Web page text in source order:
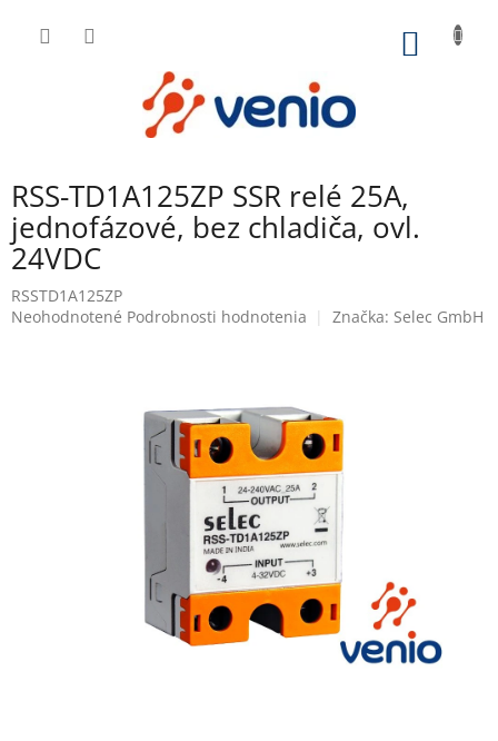
RSS-TD1A125ZP SSR relé 25A,
jednofázové, bez chladiča, ovl.
24VDC
RSSTD1A125ZP
Priemerné
Neohodnotené Podrobnosti hodnotenia Značka: Selec GmbH